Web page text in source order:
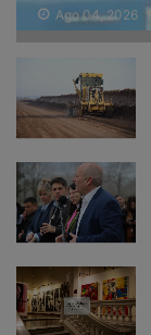
Ago 04, 2026